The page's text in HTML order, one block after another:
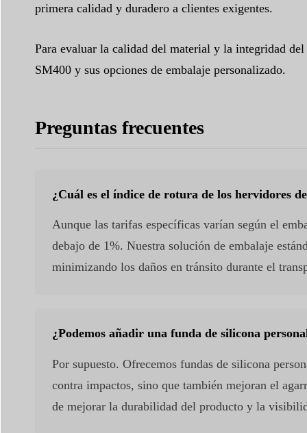
primera calidad y duradero a clientes exigentes.
Para evaluar la calidad del material y la integridad
SM400 y sus opciones de embalaje personalizado.
Preguntas frecuentes
¿Cuál es el índice de rotura de los hervidores
Aunque las tarifas específicas varían según el
debajo de 1%. Nuestra solución de embalaje
minimizando los daños en tránsito durante el
¿Podemos añadir una funda de silicona
Por supuesto. Ofrecemos fundas de silicona
contra impactos, sino que también mejoran el
de mejorar la durabilidad del producto y la